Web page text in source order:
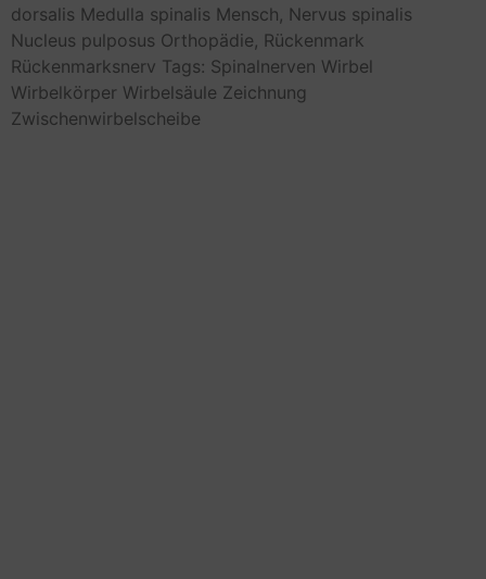
dorsalis Medulla spinalis Mensch, Nervus spinalis
Nucleus pulposus Orthopädie, Rückenmark
Rückenmarksnerv Tags: Spinalnerven Wirbel
Wirbelkörper Wirbelsäule Zeichnung
Zwischenwirbelscheibe